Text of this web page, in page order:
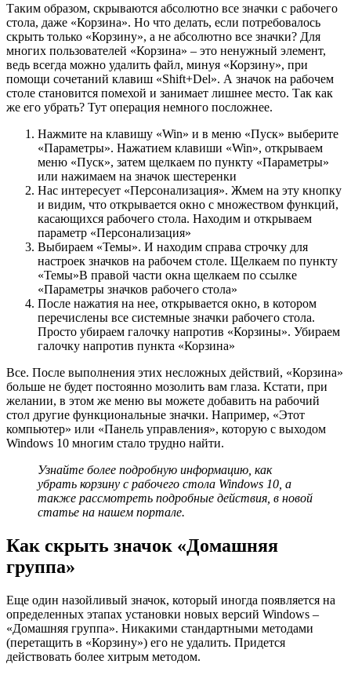
Таким образом, скрываются абсолютно все значки с рабочего
стола, даже «Корзина». Но что делать, если потребовалось
скрыть только «Корзину», а не абсолютно все значки? Для
многих пользователей «Корзина» – это ненужный элемент,
ведь всегда можно удалить файл, минуя «Корзину», при
помощи сочетаний клавиш «Shift+Del». А значок на рабочем
столе становится помехой и занимает лишнее место. Так как
же его убрать? Тут операция немного посложнее.
Нажмите на клавишу «Win» и в меню «Пуск» выберите
«Параметры». Нажатием клавиши «Win», открываем
меню «Пуск», затем щелкаем по пункту «Параметры»
или нажимаем на значок шестеренки
Нас интересует «Персонализация». Жмем на эту кнопку
и видим, что открывается окно с множеством функций,
касающихся рабочего стола. Находим и открываем
параметр «Персонализация»
Выбираем «Темы». И находим справа строчку для
настроек значков на рабочем столе. Щелкаем по пункту
«Темы»В правой части окна щелкаем по ссылке
«Параметры значков рабочего стола»
После нажатия на нее, открывается окно, в котором
перечислены все системные значки рабочего стола.
Просто убираем галочку напротив «Корзины». Убираем
галочку напротив пункта «Корзина»
Все. После выполнения этих несложных действий, «Корзина»
больше не будет постоянно мозолить вам глаза. Кстати, при
желании, в этом же меню вы можете добавить на рабочий
стол другие функциональные значки. Например, «Этот
компьютер» или «Панель управления», которую с выходом
Windows 10 многим стало трудно найти.
Узнайте более подробную информацию, как
убрать корзину с рабочего стола Windows 10, а
также рассмотреть подробные действия, в новой
статье на нашем портале.
Как скрыть значок «Домашняя
группа»
Еще один назойливый значок, который иногда появляется на
определенных этапах установки новых версий Windows –
«Домашняя группа». Никакими стандартными методами
(перетащить в «Корзину») его не удалить. Придется
действовать более хитрым методом.